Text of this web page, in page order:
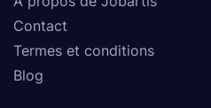
Contact
Termes et conditions
Blog